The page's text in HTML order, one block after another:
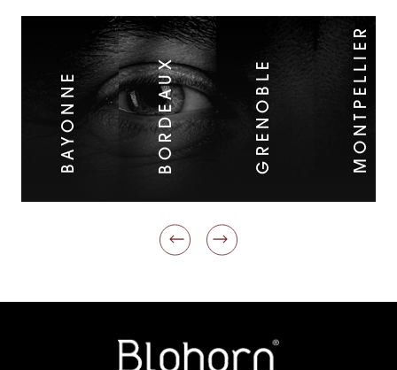
BAYONNE BORDEAUX GRENOBLE MONTPELLIER